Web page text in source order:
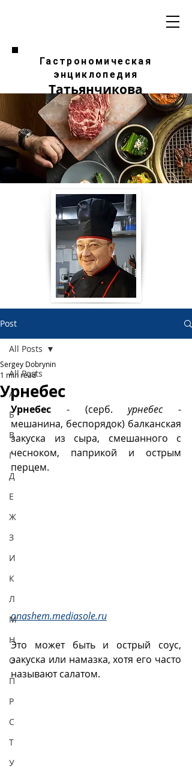
Гастрономическая
энциклопедия
Татьянчикова
Post
All Posts
А
Б
В
Г
Д
Е
Ж
З
И
К
Л
М
Н
О
П
Р
С
Т
У
All Posts
Урнебес
Sergey Dobrynin
1 min read
Урнебес - (серб. урнебес -
мешанина, беспорядок) балканская
закуска из сыра, смешанного с
чесноком, паприкой и острым
перцем.
onashem.mediasole.ru
Это может быть и острый соус,
закуска или намазка, хотя его часто
называют салатом.